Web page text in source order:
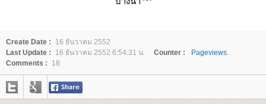
Create Date :
16 ธันวาคม 2552
Last Update :
16 ธันวาคม 2552 6:54:31 น. Counter :
Pageviews.
Comments :
18